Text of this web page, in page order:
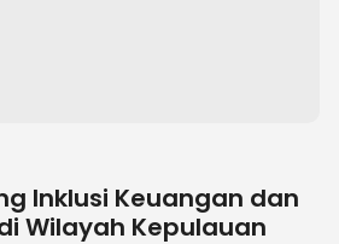
Inklusi Keuangan dan
Wilayah Kepulauan